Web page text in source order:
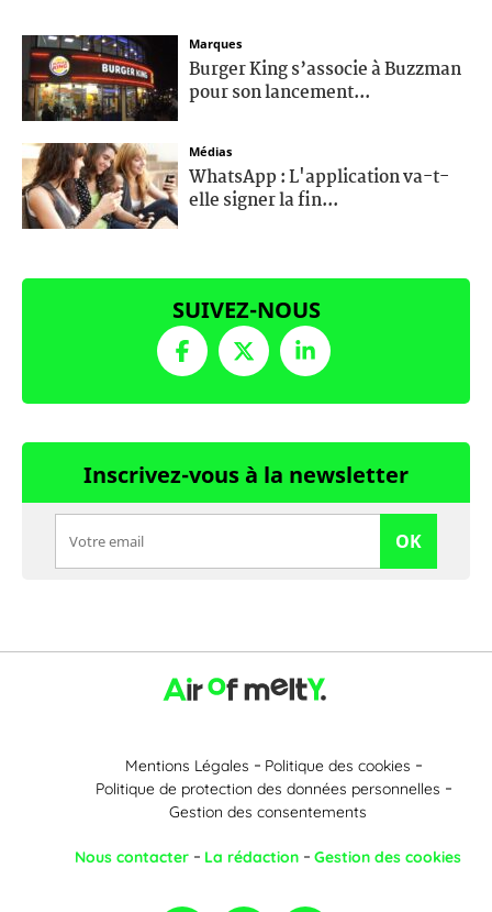
Marques
Burger King s’associe à Buzzman
pour son lancement...
Médias
WhatsApp : L'application va-t-
elle signer la fin...
SUIVEZ-NOUS
Inscrivez-vous à la newsletter
OK
Mentions Légales
Politique des cookies
Politique de protection des données personnelles
Gestion des consentements
Nous contacter La rédaction Gestion des cookies